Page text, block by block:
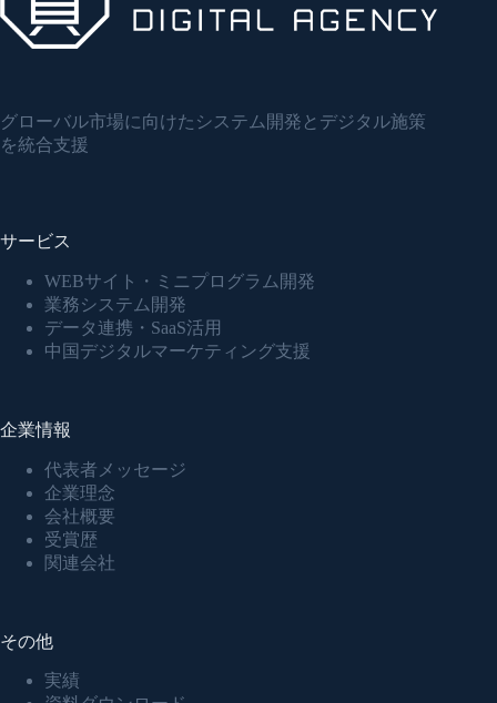
基
盤
グローバル市場に向けたシステム開発とデジタル施策
を統合支援
サービス
WEBサイト・ミニプログラム開発
業務システム開発
データ連携・SaaS活用
中国デジタルマーケティング支援
企業情報
代表者メッセージ
企業理念
会社概要
受賞歴
関連会社
その他
実績